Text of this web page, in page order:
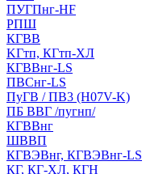
ПУГПнг-HF
РПШ
КГВВ
KГтп, КГтп-ХЛ
КГВВнг-LS
ПВСнг-LS
ПуГВ / ПВ3 (H07V-K)
ПБ ВВГ /пугнп/
КГВВнг
ШВВП
КГВЭВнг, КГВЭВнг-LS
КГ, КГ-ХЛ, КГН